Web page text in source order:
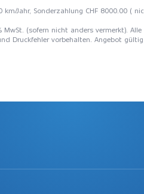
km/Jahr, Sonderzahlung CHF 8000.00 (
MwSt. (sofern nicht anders vermerkt).
Druckfehler vorbehalten. Angebot